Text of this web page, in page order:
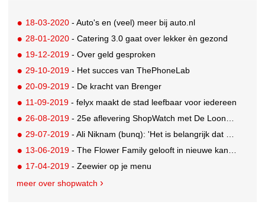
18-03-2020 - Auto's en (veel) meer bij auto.nl
28-01-2020 - Catering 3.0 gaat over lekker èn gezond
19-12-2019 - Over geld gesproken
29-10-2019 - Het succes van ThePhoneLab
20-09-2019 - De kracht van Brenger
11-09-2019 - felyx maakt de stad leefbaar voor iedereen
26-08-2019 - 25e aflevering ShopWatch met De Loonbrouwerij
29-07-2019 - Ali Niknam (bunq): 'Het is belangrijk dat er diversiteit komt'
13-06-2019 - The Flower Family gelooft in nieuwe kansen
17-04-2019 - Zeewier op je menu
meer over shopwatch